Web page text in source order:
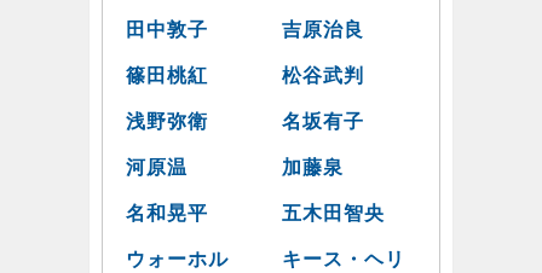
田中敦子 吉原治良
篠田桃紅 松谷武判
浅野弥衛 名坂有子
河原温 加藤泉
名和晃平 五木田智央
ウォーホル
キース・ヘリ